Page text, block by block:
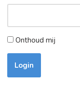
Onthoud mij
Login